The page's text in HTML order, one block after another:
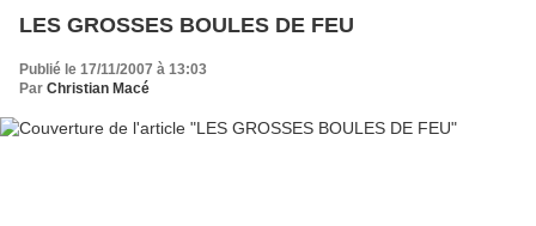
LES GROSSES BOULES DE FEU
Publié le 17/11/2007 à 13:03
Par Christian Macé